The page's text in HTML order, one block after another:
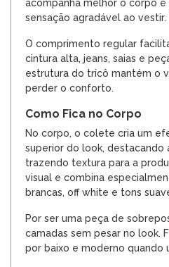
acompanha melhor o corpo
sensação agradável ao vestir.
O comprimento regular
cintura alta, jeans, saias e
estrutura do tricô mantém o
perder o conforto.
Como Fica no Corpo
No corpo, o colete cria um
superior do look, destacando
trazendo textura para a
visual e combina
brancas, off white e tons
Por ser uma peça de
camadas sem pesar no look.
por baixo e moderno quando